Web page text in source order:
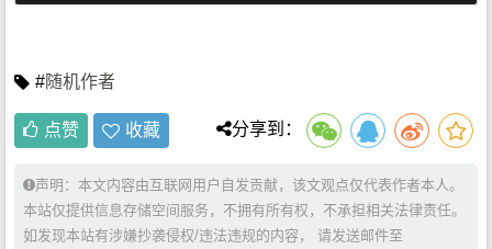
#随机作者
点赞 收藏 分享到：
声明：本文内容由互联网用户自发贡献，该文观点仅代表作者本人。
本站仅提供信息存储空间服务，不拥有所有权，不承担相关法律责任。
如发现本站有涉嫌抄袭侵权/违法违规的内容， 请发送邮件至